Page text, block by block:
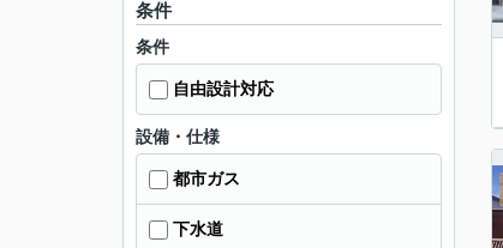
条件
条件
自由設計対応
設備・仕様
都市ガス
下水道